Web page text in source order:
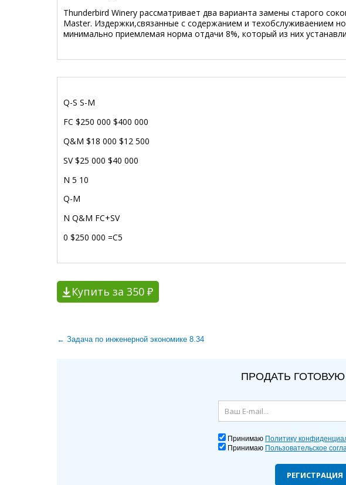
Thunderbird Winery рассматривает два варианта замены старого
Master. Издержки,связанные с содержанием и техобслуживаением
минимально приемлемая норма отдачи 8%, который из них
Q-S S-M
FC $250 000 $400 000
Q&M $18 000 $12 500
SV $25 000 $40 000
N 5 10
Q-M
N Q&M FC+SV
0 $250 000 =C5
Купить за 350 ₽
← Задача по инженерной экономике 8.34
ПРОДАТЬ
Принимаю Политику
Принимаю Пользовательское
РЕГИСТРАЦИЯ